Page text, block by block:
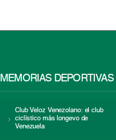
MEMORIAS DEPORTIVAS
Club Veloz Venezolano: el club
ciclístico más longevo de
Venezuela